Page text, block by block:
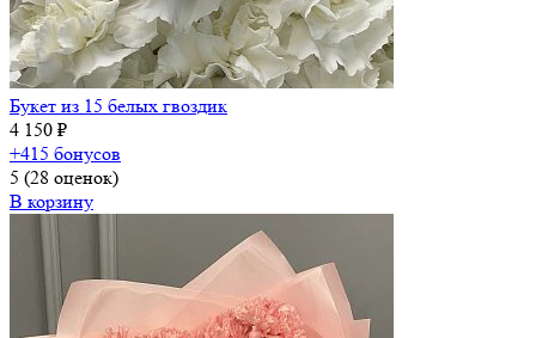
Букет из 15 белых гвоздик
4 150 ₽
+415 бонусов
5 (28 оценок)
В корзину